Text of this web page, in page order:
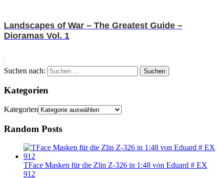
Landscapes of War – The Greatest Guide –
Dioramas Vol. 1
Suchen nach: Suchen
Kategorien
Kategorien
Random Posts
TFace Masken für die Zlin Z-326 in 1:48 von Eduard # EX
912